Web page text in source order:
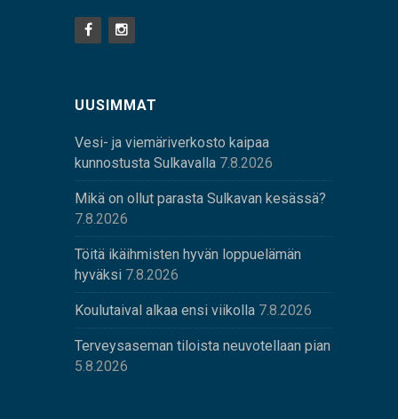
UUSIMMAT
Vesi- ja viemäriverkosto kaipaa
kunnostusta Sulkavalla 7.8.2026
Mikä on ollut parasta Sulkavan kesässä?
7.8.2026
Töitä ikäihmisten hyvän loppuelämän
hyväksi 7.8.2026
Koulutaival alkaa ensi viikolla 7.8.2026
Terveysaseman tiloista neuvotellaan pian
5.8.2026